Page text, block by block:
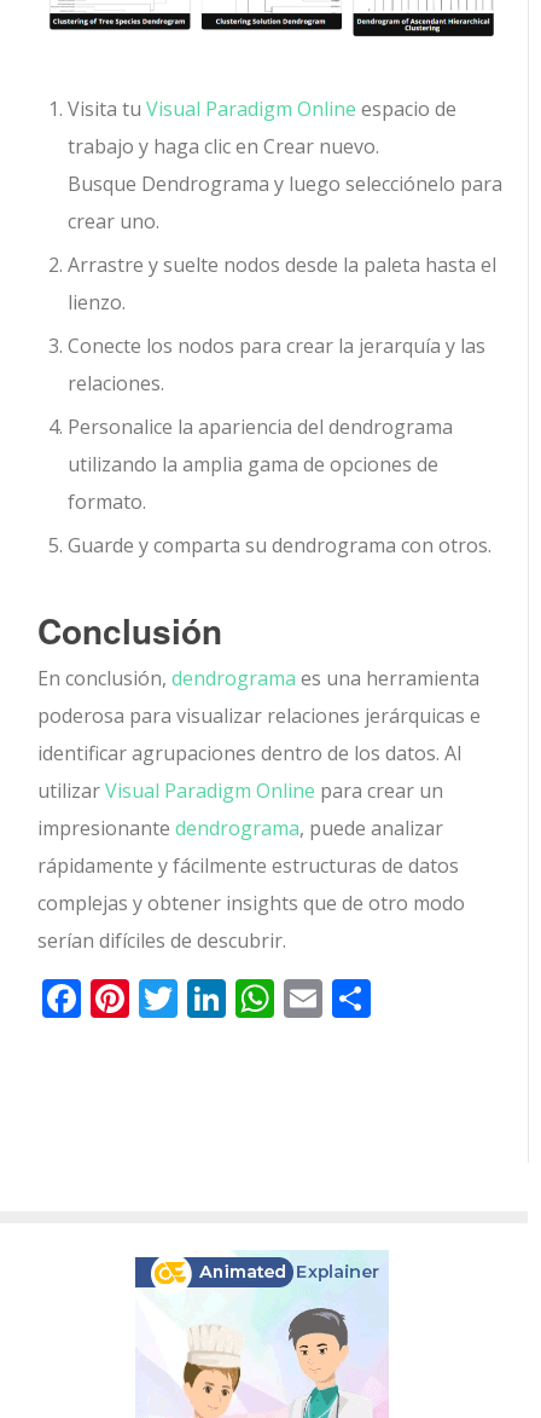
Visita tu Visual Paradigm Online espacio de
trabajo y haga clic en Crear nuevo.
Busque Dendrograma y luego selecciónelo para
crear uno.
Arrastre y suelte nodos desde la paleta hasta el
lienzo.
Conecte los nodos para crear la jerarquía y las
relaciones.
Personalice la apariencia del dendrograma
utilizando la amplia gama de opciones de
formato.
Guarde y comparta su dendrograma con otros.
Conclusión
En conclusión,dendrograma es una herramienta
poderosa para visualizar relaciones jerárquicas e
identificar agrupaciones dentro de los datos. Al
utilizarVisual Paradigm Online para crear un
impresionantedendrograma, puede analizar
rápidamente y fácilmente estructuras de datos
complejas y obtener insights que de otro modo
serían difíciles de descubrir.
Facebook
Pinterest
Twitter
LinkedIn
WhatsApp
Email